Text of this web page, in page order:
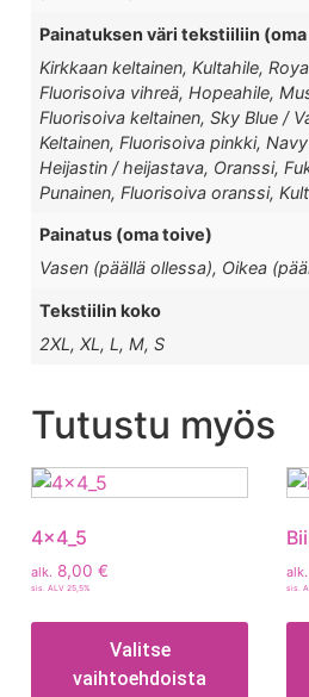
Painatuksen väri tekstiiliin
Kirkkaan keltainen, Kultahile,
Fluorisoiva vihreä, Hopeahile,
Fluorisoiva keltainen, Sky Blue /
Keltainen, Fluorisoiva pinkki,
Heijastin / heijastava, Oranssi,
Punainen, Fluorisoiva oranssi,
Painatus (oma toive)
Vasen (päällä ollessa), Oikea
Tekstiilin koko
2XL, XL, L, M, S
Tutustu myös
4x4_5
alk. 8,00 €
sis. ALV 25,5%
Valitse
vaihtoehdoista
alk.
sis.